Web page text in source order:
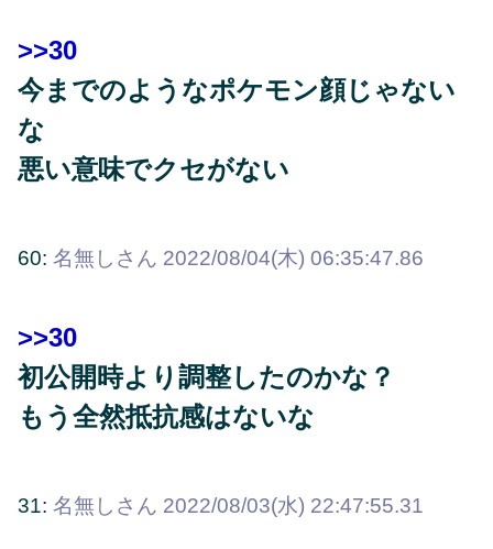
>>30
今までのようなポケモン顔じゃない
な
悪い意味でクセがない
60: 名無しさん 2022/08/04(木) 06:35:47.86
>>30
初公開時より調整したのかな？
もう全然抵抗感はないな
31: 名無しさん 2022/08/03(水) 22:47:55.31